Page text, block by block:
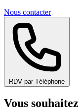
Nous contacter
RDV par Téléphone
Vous